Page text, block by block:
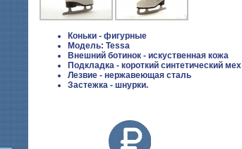
Коньки - фигурные
Модель: Tessa
Внешний ботинок - искуственная кожа
Подкладка - короткий синтетический мех
Лезвие - нержавеющая сталь
Застежка - шнурки.